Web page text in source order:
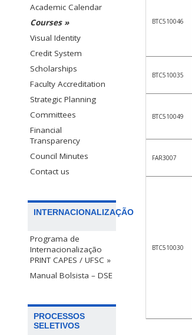
Academic Calendar
Courses »
Visual Identity
Credit System
Scholarships
Faculty Accreditation
Strategic Planning
Committees
Financial
Transparency
Council Minutes
Contact us
INTERNACIONALIZAÇÃO
Programa de
Internacionalização
PRINT CAPES / UFSC »
Manual Bolsista – DSE
PROCESSOS
SELETIVOS
BTC510046
BTC510035
BTC510049
FAR3007
BTC510030